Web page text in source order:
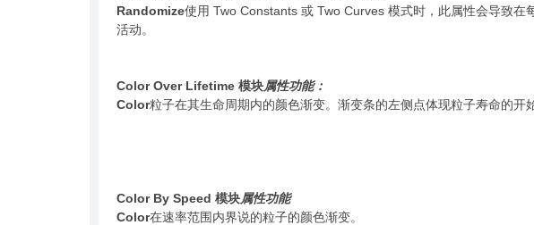
Randomize使用 Two Constants 或 Two Curves 模式时，此属性会导致
活动。
Color Over Lifetime 模块属性功能：
Color粒子在其生命周期内的颜色渐变。渐变条的左侧点体现粒子寿命的开
Color By Speed 模块属性功能
Color在速率范围内界说的粒子的颜色渐变。